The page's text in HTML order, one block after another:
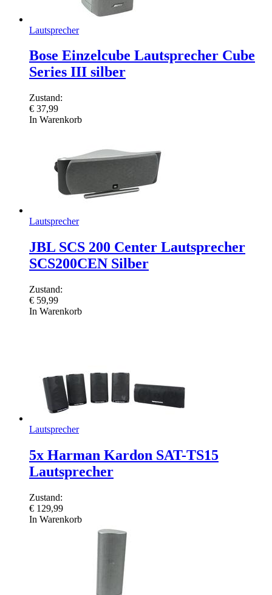
Lautsprecher
Bose Einzelcube Lautsprecher Cube
Series III silber
Zustand:
€ 37,99
In Warenkorb
Lautsprecher
JBL SCS 200 Center Lautsprecher
SCS200CEN Silber
Zustand:
€ 59,99
In Warenkorb
Lautsprecher
5x Harman Kardon SAT-TS15
Lautsprecher
Zustand:
€ 129,99
In Warenkorb